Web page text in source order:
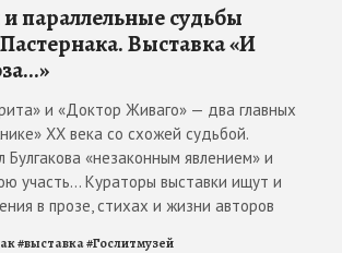
параллельные судьбы
Выставка «И
и «Доктор Живаго» — два главных
ХХ века со схожей судьбой.
Булгакова «незаконным явлением» и
участь... Кураторы выставки ищут и
в прозе, стихах и жизни авторов
#выставка#Гослитмузей